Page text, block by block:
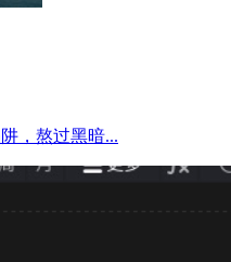
，熬过黑暗...